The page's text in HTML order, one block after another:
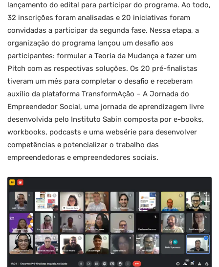
lançamento do edital para participar do programa. Ao todo,
32 inscrições foram analisadas e 20 iniciativas foram
convidadas a participar da segunda fase. Nessa etapa, a
organização do programa lançou um desafio aos
participantes: formular a Teoria da Mudança e fazer um
Pitch com as respectivas soluções. Os 20 pré-finalistas
tiveram um mês para completar o desafio e receberam
auxílio da plataforma TransformAção – A Jornada do
Empreendedor Social, uma jornada de aprendizagem livre
desenvolvida pelo Instituto Sabin composta por e-books,
workbooks, podcasts e uma websérie para desenvolver
competências e potencializar o trabalho das
empreendedoras e empreendedores sociais.